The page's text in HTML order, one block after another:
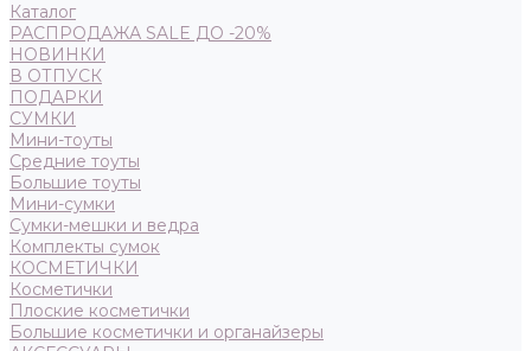
Каталог
РАСПРОДАЖА SALE ДО -20%
НОВИНКИ
В ОТПУСК
ПОДАРКИ
СУМКИ
Мини-тоуты
Средние тоуты
Большие тоуты
Мини-сумки
Сумки-мешки и ведра
Комплекты сумок
КОСМЕТИЧКИ
Косметички
Плоские косметички
Большие косметички и органайзеры